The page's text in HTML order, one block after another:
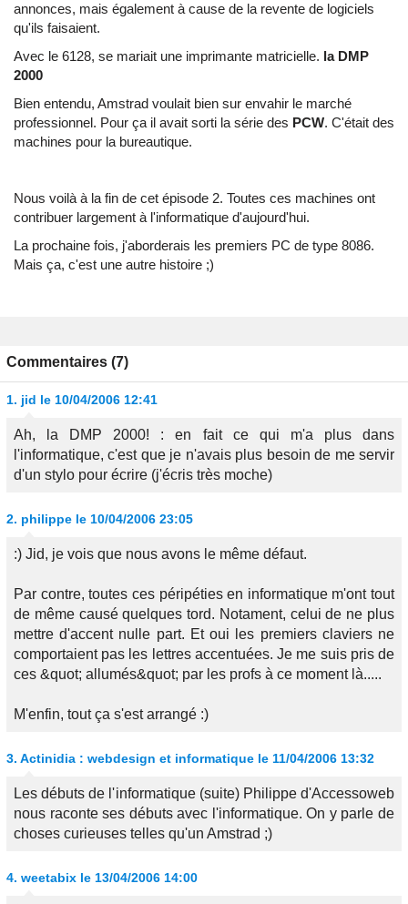
annonces, mais également à cause de la revente de logiciels
qu'ils faisaient.
Avec le 6128, se mariait une imprimante matricielle. la DMP
2000
Bien entendu, Amstrad voulait bien sur envahir le marché
professionnel. Pour ça il avait sorti la série des PCW. C'était des
machines pour la bureautique.
Nous voilà à la fin de cet épisode 2. Toutes ces machines ont
contribuer largement à l'informatique d'aujourd'hui.
La prochaine fois, j'aborderais les premiers PC de type 8086.
Mais ça, c'est une autre histoire ;)
Commentaires (7)
1. jid le 10/04/2006 12:41
Ah, la DMP 2000! : en fait ce qui m'a plus dans
l'informatique, c'est que je n'avais plus besoin de me servir
d'un stylo pour écrire (j'écris très moche)
2. philippe le 10/04/2006 23:05
:) Jid, je vois que nous avons le même défaut.
Par contre, toutes ces péripéties en informatique m'ont tout
de même causé quelques tord. Notament, celui de ne plus
mettre d'accent nulle part. Et oui les premiers claviers ne
comportaient pas les lettres accentuées. Je me suis pris de
ces &quot; allumés&quot; par les profs à ce moment là.....
M'enfin, tout ça s'est arrangé :)
3. Actinidia : webdesign et informatique le 11/04/2006 13:32
Les débuts de l'informatique (suite) Philippe d'Accessoweb
nous raconte ses débuts avec l'informatique. On y parle de
choses curieuses telles qu'un Amstrad ;)
4. weetabix le 13/04/2006 14:00